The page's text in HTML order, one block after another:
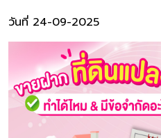
วันที่ 24-09-2025